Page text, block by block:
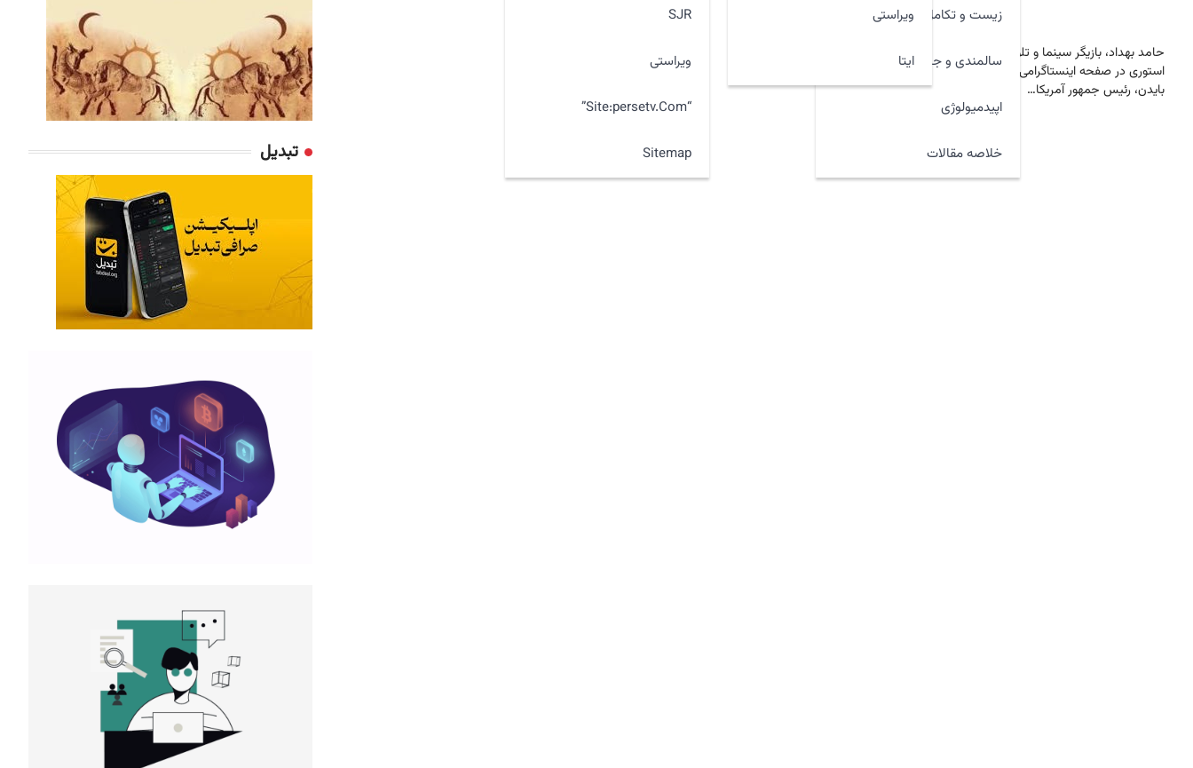
زیست و تکامل
سالمندی و جوان سازی
اپیدمیولوژی
خلاصه مقالات
ویراستی
ایتا
SJR
ویراستی
“site:persetv.com”
Sitemap
11 ازنخست
حامد بهداد، بازیگر سینما و تلویزیون با انتشار
استوری در صفحه اینستاگرامی خود به اهانت جو
بایدن، رئیس جمهور آمریکا…
تبدیل